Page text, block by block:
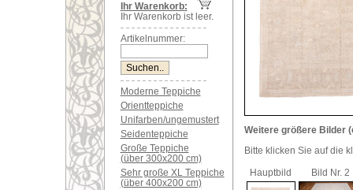
Ihr Warenkorb:
Ihr Warenkorb ist leer.
Artikelnummer:
Moderne Teppiche
Orientteppiche
Unifarben/ungemustert
Seidenteppiche
Große Teppiche
(über 300x200 cm)
Sehr große XL Teppiche
(über 400x200 cm)
Weitere größere Bilder
Bitte klicken Sie auf die
Hauptbild
Bild Nr. 2